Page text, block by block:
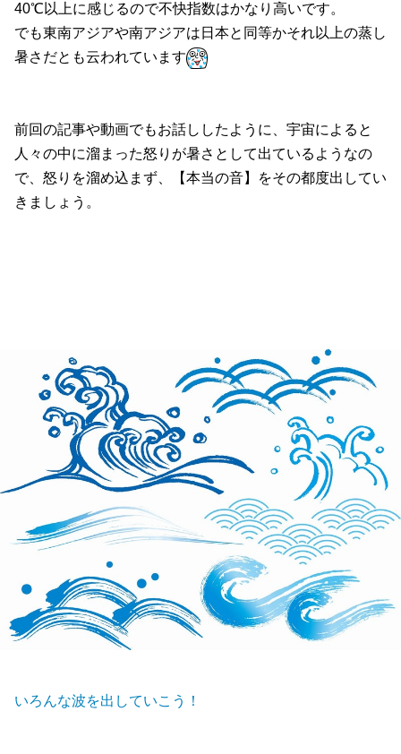
40℃以上に感じるので不快指数はかなり高いです。
でも東南アジアや南アジアは日本と同等かそれ以上の蒸し
暑さだとも云われています
前回の記事や動画でもお話ししたように、宇宙によると
人々の中に溜まった怒りが暑さとして出ているようなの
で、怒りを溜め込まず、【本当の音】をその都度出してい
きましょう。
いろんな波を出していこう！